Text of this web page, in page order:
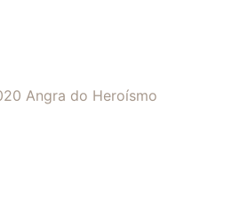
Angra do Heroísmo